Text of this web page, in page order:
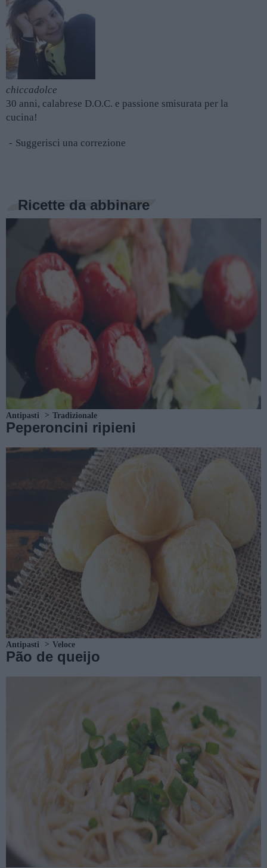
chiccadolce
30 anni, calabrese D.O.C. e passione smisurata per la
cucina!
Suggerisci una correzione
Ricette da abbinare
Antipasti Tradizionale
Peperoncini ripieni
Antipasti Veloce
Pão de queijo